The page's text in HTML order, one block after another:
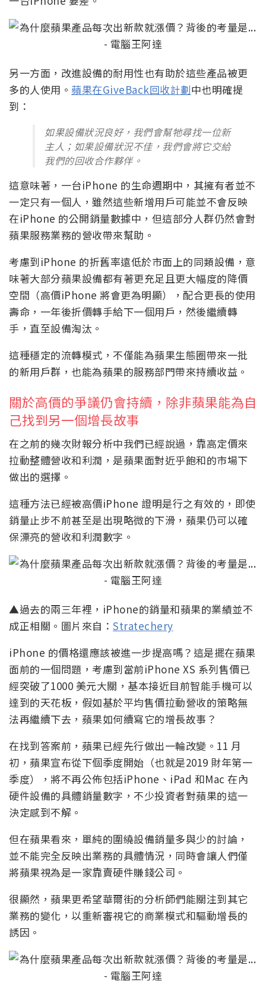
另一方面，改進設備的耐用性也有助於這些產品被更
多的人使用。 蘋果在GiveBack回收計劃中也明確提
到：
如果設備狀況良好，我們會幫牠尋找一位新
主人；如果設備狀況不佳，我們會將它交給
我們的回收合作夥伴。
這意味著，一台iPhone 的生命週期中，其擁有者並不
一定只有一個人，雖然這些新增用戶可能並不會反映
在iPhone 的公開銷量數據中，但這部分人群仍然會對
蘋果服務業務的營收帶來幫助。
考慮到iPhone 的折舊率遠低於市面上的同類設備，意
味著大部分蘋果設備都有著更充足且更大幅度的降價
空間（高價iPhone 將會更為明顯），配合更長的使用
壽命，一年後折價轉手給下一個用戶，然後繼續轉
手，直至設備淘汰。
這種穩定的流轉模式，不僅能為蘋果生態圈帶來一批
的新用戶群，也能為蘋果的服務部門帶來持續收益。
關於高價的爭議仍會持續，除非蘋果能為自
己找到另一個增長故事
在之前的幾次財報分析中我們已經說過，靠高定價來
拉動整體營收和利潤，是蘋果面對近乎飽和的市場下
做出的選擇。
這種方法已經被高價iPhone 證明是行之有效的，即使
銷量止步不前甚至是出現略微的下滑，蘋果仍可以確
保漂亮的營收和利潤數字。
▲過去的兩三年裡，iPhone的銷量和蘋果的業績並不
成正相關。圖片來自： Stratechery
iPhone 的價格還應該被進一步提高嗎？這是擺在蘋果
面前的一個問題，考慮到當前iPhone XS 系列售價已
經突破了1000 美元大關，基本接近目前智能手機可以
達到的天花板，假如基於平均售價拉動營收的策略無
法再繼續下去，蘋果如何續寫它的增長故事？
在找到答案前，蘋果已經先行做出一輪改變。11 月
初，蘋果宣布從下個季度開始（也就是2019 財年第一
季度），將不再公佈包括iPhone、iPad 和Mac 在內
硬件設備的具體銷量數字，不少投資者對蘋果的這一
決定感到不解。
但在蘋果看來，單純的圍繞設備銷量多與少的討論，
並不能完全反映出業務的具體情況，同時會讓人們僅
將蘋果視為是一家靠賣硬件賺錢公司。
很顯然，蘋果更希望華爾街的分析師們能關注到其它
業務的變化，以重新審視它的商業模式和驅動增長的
誘因。